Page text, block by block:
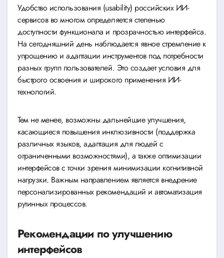
Удобство использования (usability) российских ИИ-
сервисов во многом определяется степенью
доступности функционала и прозрачностью интерфейса.
На сегодняшний день наблюдается явное стремление к
упрощению и адаптации инструментов под потребности
разных групп пользователей. Это создает условия для
быстрого освоения и широкого применения ИИ-
технологий.
Тем не менее, возможны дальнейшие улучшения,
касающиеся повышения инклюзивности (поддержка
различных языков, адаптация для людей с
ограниченными возможностями), а также оптимизации
интерфейсов с точки зрения минимизации когнитивной
нагрузки. Важным направлением является внедрение
персонализированных рекомендаций и автоматизация
рутинных процессов.
Рекомендации по улучшению
интерфейсов